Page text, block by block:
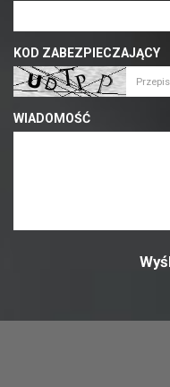
KOD ZABEZPIECZAJĄCY
WIADOMOŚĆ